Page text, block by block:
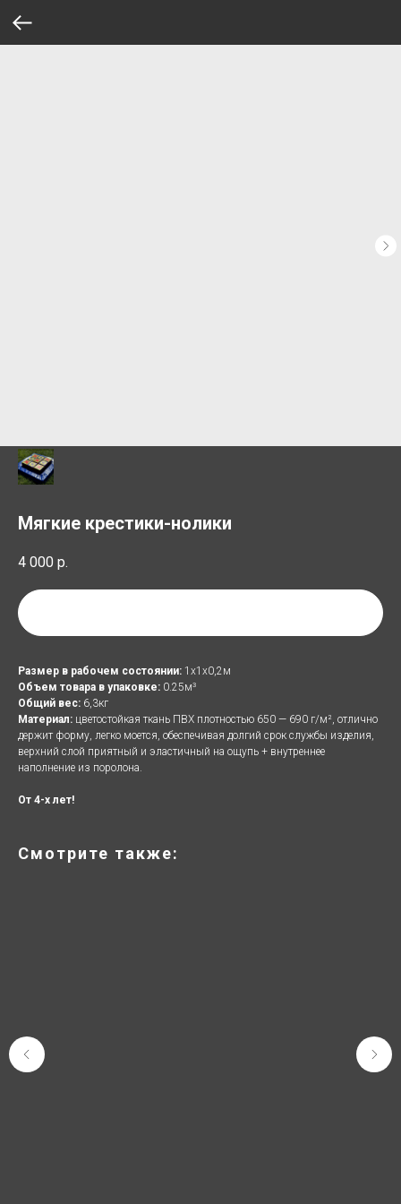
Мягкие крестики-нолики
4 000 р.
Размер в рабочем состоянии: 1х1х0,2м
Объем товара в упаковке: 0.25м³
Общий вес: 6,3кг
Материал: цветостойкая ткань ПВХ плотностью 650 — 690 г/м², отлично
держит форму, легко моется, обеспечивая долгий срок службы изделия,
верхний слой приятный и эластичный на ощупь + внутреннее
наполнение из поролона.
От 4-х лет!
Смотрите также: